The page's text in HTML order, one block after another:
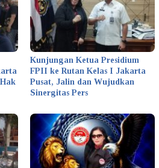
Kunjungan Ketua Presidium
FPII ke Rutan Kelas I Jakarta
Pusat, Jalin dan Wujudkan
Sinergitas Pers